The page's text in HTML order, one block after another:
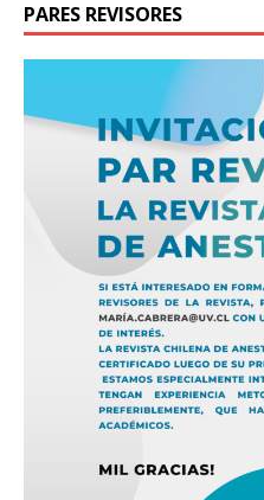
PARES REVISORES